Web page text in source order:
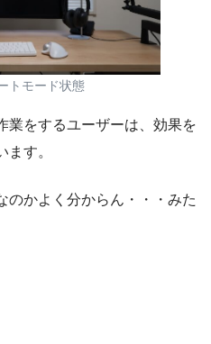
トモード状態
業をするユーザーは、効果を
す。
のかよく分からん・・・みた